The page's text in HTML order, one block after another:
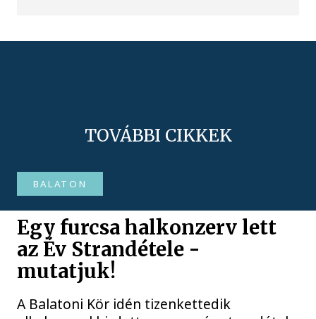
TOVÁBBI CIKKEK
BALATON
Egy furcsa halkonzerv lett
az Év Strandétele -
mutatjuk!
A Balatoni Kör idén tizenkettedik